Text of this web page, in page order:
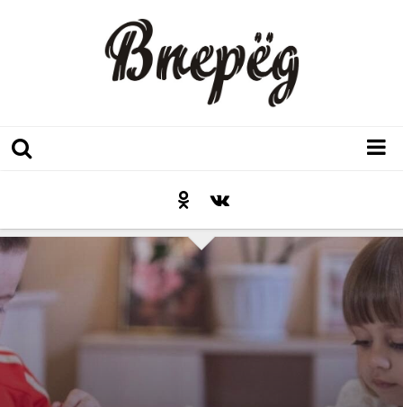
Послесловие к празднику
Факт
Неожиданный ракурс
Контакты
Люди родного края